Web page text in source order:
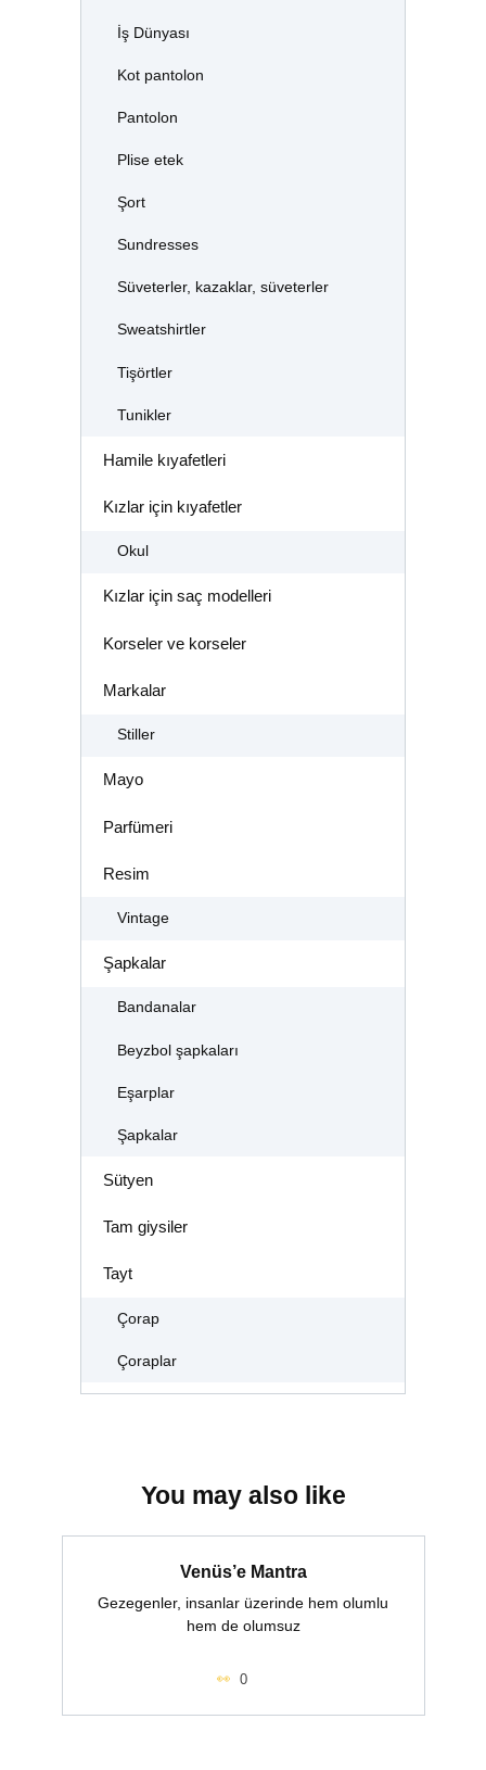
İş Dünyası
Kot pantolon
Pantolon
Plise etek
Şort
Sundresses
Süveterler, kazaklar, süveterler
Sweatshirtler
Tişörtler
Tunikler
Hamile kıyafetleri
Kızlar için kıyafetler
Okul
Kızlar için saç modelleri
Korseler ve korseler
Markalar
Stiller
Mayo
Parfümeri
Resim
Vintage
Şapkalar
Bandanalar
Beyzbol şapkaları
Eşarplar
Şapkalar
Sütyen
Tam giysiler
Tayt
Çorap
Çoraplar
You may also like
Venüs’e Mantra
Gezegenler, insanlar üzerinde hem olumlu
hem de olumsuz
0